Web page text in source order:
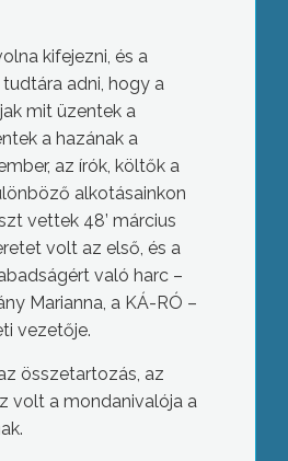
kifejezni, és a
adni, hogy a
mit üzentek a
a hazának a
az írók, költők a
alkotásainkon
vettek 48’ március
volt az első, és a
való harc –
Marianna, a KÁ-RÓ –
vezetője.
összetartozás, az
volt a mondanivalója a